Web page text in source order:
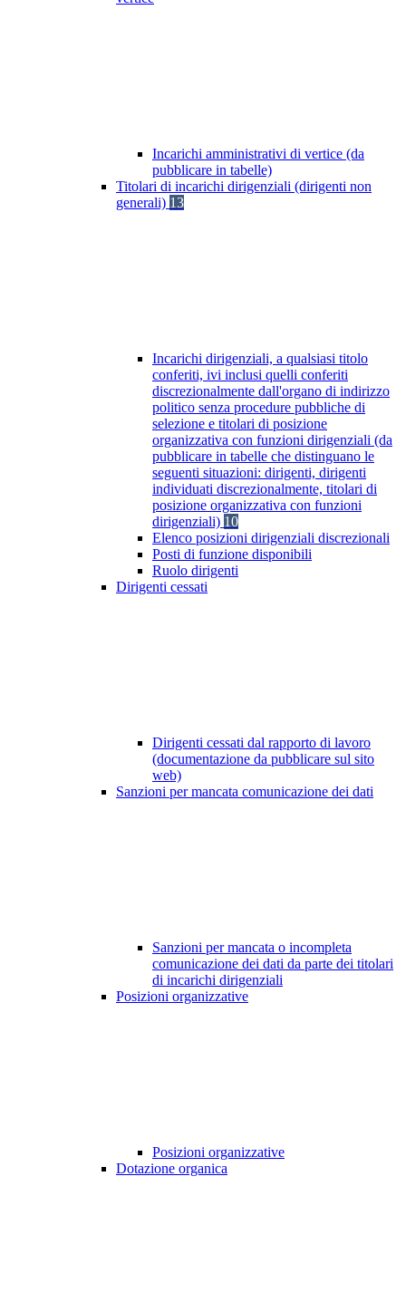
Incarichi amministrativi di vertice (da
pubblicare in tabelle)
Titolari di incarichi dirigenziali (dirigenti non
generali) 13
Incarichi dirigenziali, a qualsiasi titolo
conferiti, ivi inclusi quelli conferiti
discrezionalmente dall'organo di indirizzo
politico senza procedure pubbliche di
selezione e titolari di posizione
organizzativa con funzioni dirigenziali (da
pubblicare in tabelle che distinguano le
seguenti situazioni: dirigenti, dirigenti
individuati discrezionalmente, titolari di
posizione organizzativa con funzioni
dirigenziali) 10
Elenco posizioni dirigenziali discrezionali
Posti di funzione disponibili
Ruolo dirigenti
Dirigenti cessati
Dirigenti cessati dal rapporto di lavoro
(documentazione da pubblicare sul sito
web)
Sanzioni per mancata comunicazione dei dati
Sanzioni per mancata o incompleta
comunicazione dei dati da parte dei titolari
di incarichi dirigenziali
Posizioni organizzative
Posizioni organizzative
Dotazione organica